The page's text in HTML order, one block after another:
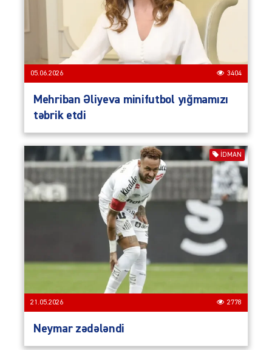
05.06.2026 3404
Mehriban Əliyeva minifutbol yığmamızı
təbrik etdi
İDMAN
21.05.2026 2778
Neymar zədələndi